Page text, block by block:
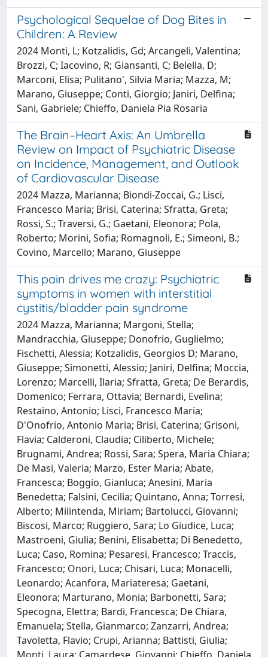
Psychological Sequelae of Dog Bites in
Children: A Review
2024 Monti, L; Kotzalidis, Gd; Arcangeli, Valentina;
Brozzi, C; Iacovino, R; Giansanti, C; Belella, D;
Marconi, Elisa; Pulitano', Silvia Maria; Mazza, M;
Marano, Giuseppe; Conti, Giorgio; Janiri, Delfina;
Sani, Gabriele; Chieffo, Daniela Pia Rosaria
The Brain–Heart Axis: An Umbrella
Review on Impact of Psychiatric Disease
on Incidence, Management, and Outlook
of Cardiovascular Disease
2024 Mazza, Marianna; Biondi-Zoccai, G.; Lisci,
Francesco Maria; Brisi, Caterina; Sfratta, Greta;
Rossi, S.; Traversi, G.; Gaetani, Eleonora; Pola,
Roberto; Morini, Sofia; Romagnoli, E.; Simeoni, B.;
Covino, Marcello; Marano, Giuseppe
This pain drives me crazy: Psychiatric
symptoms in women with interstitial
cystitis/bladder pain syndrome
2024 Mazza, Marianna; Margoni, Stella;
Mandracchia, Giuseppe; Donofrio, Guglielmo;
Fischetti, Alessia; Kotzalidis, Georgios D; Marano,
Giuseppe; Simonetti, Alessio; Janiri, Delfina; Moccia,
Lorenzo; Marcelli, Ilaria; Sfratta, Greta; De Berardis,
Domenico; Ferrara, Ottavia; Bernardi, Evelina;
Restaino, Antonio; Lisci, Francesco Maria;
D'Onofrio, Antonio Maria; Brisi, Caterina; Grisoni,
Flavia; Calderoni, Claudia; Ciliberto, Michele;
Brugnami, Andrea; Rossi, Sara; Spera, Maria Chiara;
De Masi, Valeria; Marzo, Ester Maria; Abate,
Francesca; Boggio, Gianluca; Anesini, Maria
Benedetta; Falsini, Cecilia; Quintano, Anna; Torresi,
Alberto; Milintenda, Miriam; Bartolucci, Giovanni;
Biscosi, Marco; Ruggiero, Sara; Lo Giudice, Luca;
Mastroeni, Giulia; Benini, Elisabetta; Di Benedetto,
Luca; Caso, Romina; Pesaresi, Francesco; Traccis,
Francesco; Onori, Luca; Chisari, Luca; Monacelli,
Leonardo; Acanfora, Mariateresa; Gaetani,
Eleonora; Marturano, Monia; Barbonetti, Sara;
Specogna, Elettra; Bardi, Francesca; De Chiara,
Emanuela; Stella, Gianmarco; Zanzarri, Andrea;
Tavoletta, Flavio; Crupi, Arianna; Battisti, Giulia;